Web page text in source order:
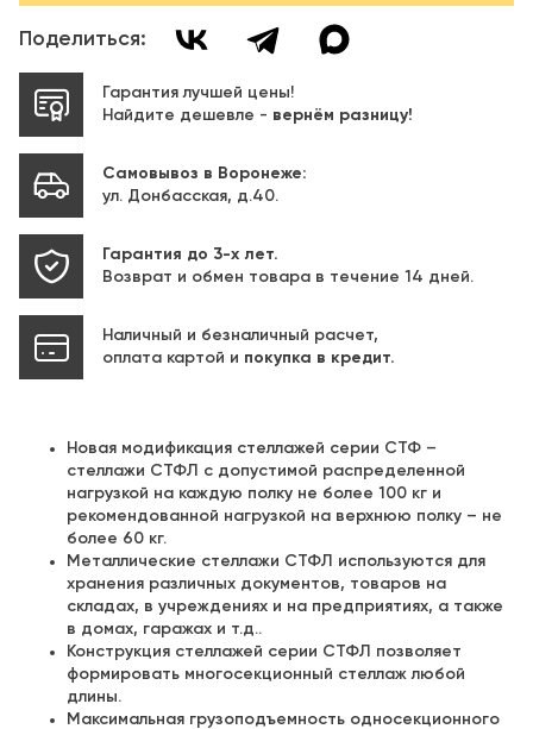
Поделиться:
Гарантия лучшей цены!
Найдите дешевле - вернём разницу!
Самовывоз в Воронеже:
ул. Донбасская, д.40.
Гарантия до 3-х лет.
Возврат и обмен товара в течение 14 дней.
Наличный и безналичный расчет,
оплата картой и покупка в кредит.
Новая модификация стеллажей серии СТФ –
стеллажи СТФЛ с допустимой распределенной
нагрузкой на каждую полку не более 100 кг и
рекомендованной нагрузкой на верхнюю полку – не
более 60 кг.
Металлические стеллажи СТФЛ используются для
хранения различных документов, товаров на
складах, в учреждениях и на предприятиях, а также
в домах, гаражах и т.д..
Конструкция стеллажей серии СТФЛ позволяет
формировать многосекционный стеллаж любой
длины.
Максимальная грузоподъемность односекционного